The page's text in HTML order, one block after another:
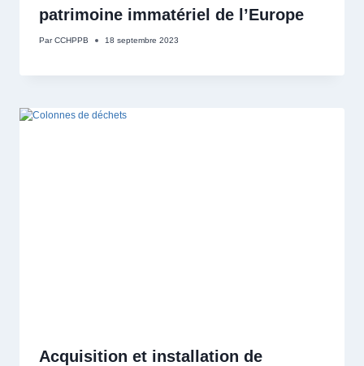
patrimoine immatériel de l’Europe
Par CCHPPB 18 septembre 2023
Acquisition et installation de